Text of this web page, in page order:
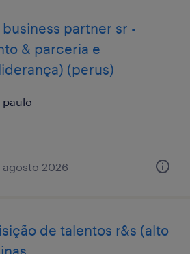
partner sr -
& parceria e
(perus)
paulo
agosto 2026
de talentos r&s (alto